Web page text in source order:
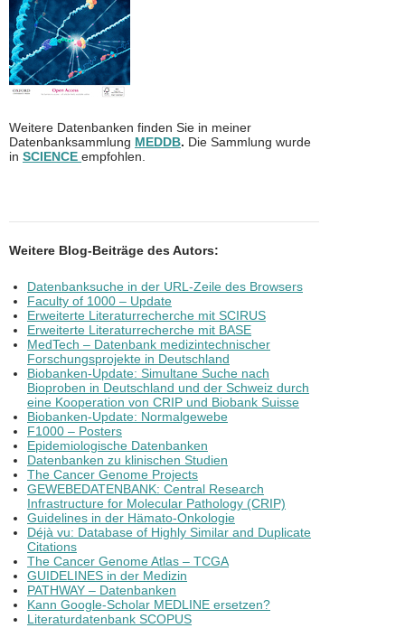
Weitere Datenbanken finden Sie in meiner
Datenbanksammlung MEDDB. Die Sammlung wurde
in SCIENCE empfohlen.
Weitere Blog-Beiträge des Autors:
Datenbanksuche in der URL-Zeile des Browsers
Faculty of 1000 – Update
Erweiterte Literaturrecherche mit SCIRUS
Erweiterte Literaturrecherche mit BASE
MedTech – Datenbank medizintechnischer
Forschungsprojekte in Deutschland
Biobanken-Update: Simultane Suche nach
Bioproben in Deutschland und der Schweiz durch
eine Kooperation von CRIP und Biobank Suisse
Biobanken-Update: Normalgewebe
F1000 – Posters
Epidemiologische Datenbanken
Datenbanken zu klinischen Studien
The Cancer Genome Projects
GEWEBEDATENBANK: Central Research
Infrastructure for Molecular Pathology (CRIP)
Guidelines in der Hämato-Onkologie
Déjà vu: Database of Highly Similar and Duplicate
Citations
The Cancer Genome Atlas – TCGA
GUIDELINES in der Medizin
PATHWAY – Datenbanken
Kann Google-Scholar MEDLINE ersetzen?
Literaturdatenbank SCOPUS